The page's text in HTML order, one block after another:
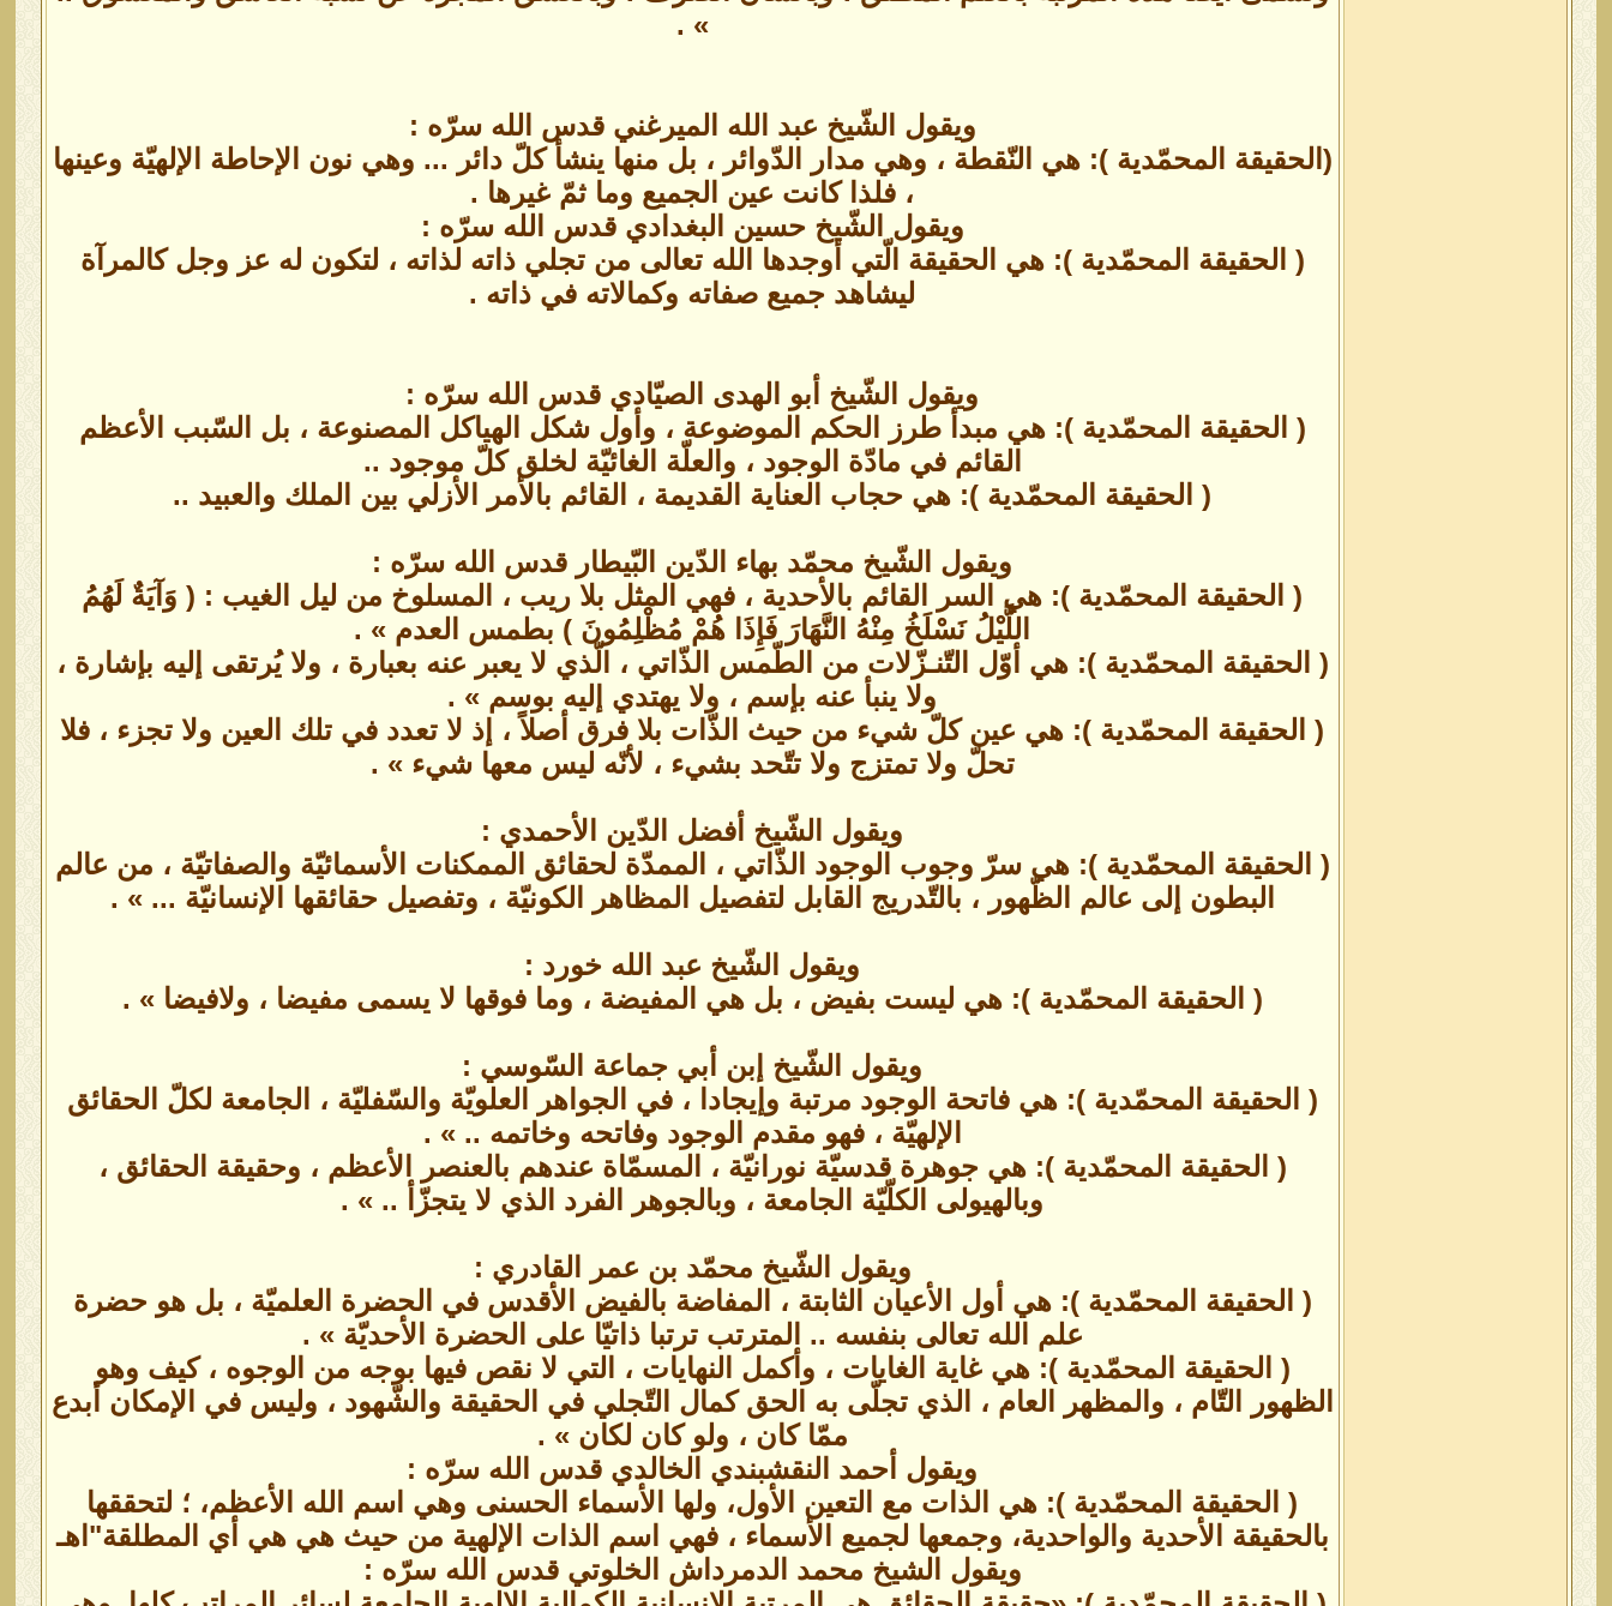
» .
ويقول الشّيخ عبد الله الميرغني قدس الله سرّه :
(الحقيقة المحمّدية ): هي النّقطة ، وهي مدار الدّوائر ، بل منها ينشأ كلّ دائر ... وهي نون الإحاطة الإلهيّة وعينها
، فلذا كانت عين الجميع وما ثمّ غيرها .
ويقول الشّيخ حسين البغدادي قدس الله سرّه :
( الحقيقة المحمّدية ): هي الحقيقة الّتي أوجدها الله تعالى من تجلي ذاته لذاته ، لتكون له عز وجل كالمرآة
ليشاهد جميع صفاته وكمالاته في ذاته .
ويقول الشّيخ أبو الهدى الصيّادي قدس الله سرّه :
( الحقيقة المحمّدية ): هي مبدأ طرز الحكم الموضوعة ، وأول شكل الهياكل المصنوعة ، بل السّبب الأعظم
القائم في مادّة الوجود ، والعلّة الغائيّة لخلق كلّ موجود ..
( الحقيقة المحمّدية ): هي حجاب العناية القديمة ، القائم بالأمر الأزلي بين الملك والعبيد ..
ويقول الشّيخ محمّد بهاء الدّين البّيطار قدس الله سرّه :
( الحقيقة المحمّدية ): هي السر القائم بالأحدية ، فهي المثل بلا ريب ، المسلوخ من ليل الغيب : ( وَآيَةٌ لَهُمُ
اللَّيْلُ نَسْلَخُ مِنْهُ النَّهَارَ فَإِذَا هُمْ مُظْلِمُونَ ) بطمس العدم » .
( الحقيقة المحمّدية ): هي أوّل التّنـزّلات من الطّمس الذّاتي ، الّذي لا يعبر عنه بعبارة ، ولا يُرتقى إليه بإشارة ،
ولا ينبأ عنه بإسم ، ولا يهتدي إليه بوسم » .
( الحقيقة المحمّدية ): هي عين كلّ شيء من حيث الذّات بلا فرق أصلاً ، إذ لا تعدد في تلك العين ولا تجزء ، فلا
تحلّ ولا تمتزج ولا تتّحد بشيء ، لأنّه ليس معها شيء » .
ويقول الشّيخ أفضل الدّين الأحمدي :
( الحقيقة المحمّدية ): هي سرّ وجوب الوجود الذّاتي ، الممدّة لحقائق الممكنات الأسمائيّة والصفاتيّة ، من عالم
البطون إلى عالم الظّهور ، بالتّدريج القابل لتفصيل المظاهر الكونيّة ، وتفصيل حقائقها الإنسانيّة ... » .
ويقول الشّيخ عبد الله خورد :
( الحقيقة المحمّدية ): هي ليست بفيض ، بل هي المفيضة ، وما فوقها لا يسمى مفيضا ، ولافيضا » .
ويقول الشّيخ إبن أبي جماعة السّوسي :
( الحقيقة المحمّدية ): هي فاتحة الوجود مرتبة وإيجادا ، في الجواهر العلويّة والسّفليّة ، الجامعة لكلّ الحقائق
الإلهيّة ، فهو مقدم الوجود وفاتحه وخاتمه .. » .
( الحقيقة المحمّدية ): هي جوهرة قدسيّة نورانيّة ، المسمّاة عندهم بالعنصر الأعظم ، وحقيقة الحقائق ،
وبالهيولى الكلّيّة الجامعة ، وبالجوهر الفرد الذي لا يتجزّأ .. » .
ويقول الشّيخ محمّد بن عمر القادري :
( الحقيقة المحمّدية ): هي أول الأعيان الثابتة ، المفاضة بالفيض الأقدس في الحضرة العلميّة ، بل هو حضرة
علم الله تعالى بنفسه .. المترتب ترتبا ذاتيّا على الحضرة الأحديّة » .
( الحقيقة المحمّدية ): هي غاية الغايات ، وأكمل النهايات ، التي لا نقص فيها بوجه من الوجوه ، كيف وهو
الظهور التّام ، والمظهر العام ، الذي تجلّى به الحق كمال التّجلي في الحقيقة والشّهود ، وليس في الإمكان أبدع
ممّا كان ، ولو كان لكان » .
ويقول أحمد النقشبندي الخالدي قدس الله سرّه :
( الحقيقة المحمّدية ): هي الذات مع التعين الأول، ولها الأسماء الحسنى وهي اسم الله الأعظم، ؛ لتحققها
بالحقيقة الأحدية والواحدية، وجمعها لجميع الأسماء ، فهي اسم الذات الإلهية من حيث هي هي أي المطلقة"اهـ
ويقول الشيخ محمد الدمرداش الخلوتي قدس الله سرّه :